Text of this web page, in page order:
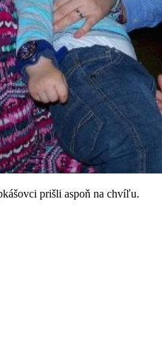
prišli aspoň na chvíľu.